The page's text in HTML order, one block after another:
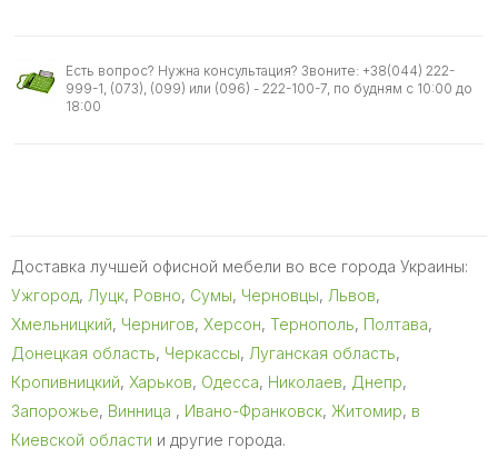
Есть вопрос? Нужна консультация? Звоните: +38(044) 222-
999-1, (073), (099) или (096) - 222-100-7, по будням с 10:00 до
18:00
Доставка лучшей офисной мебели во все города Украины:
Ужгород, Луцк, Ровно, Сумы, Черновцы, Львов,
Хмельницкий, Чернигов, Херсон, Тернополь, Полтава,
Донецкая область, Черкассы, Луганская область,
Кропивницкий, Харьков, Одесса, Николаев, Днепр,
Запорожье, Винница , Ивано-Франковск, Житомир, в
Киевской области и другие города.